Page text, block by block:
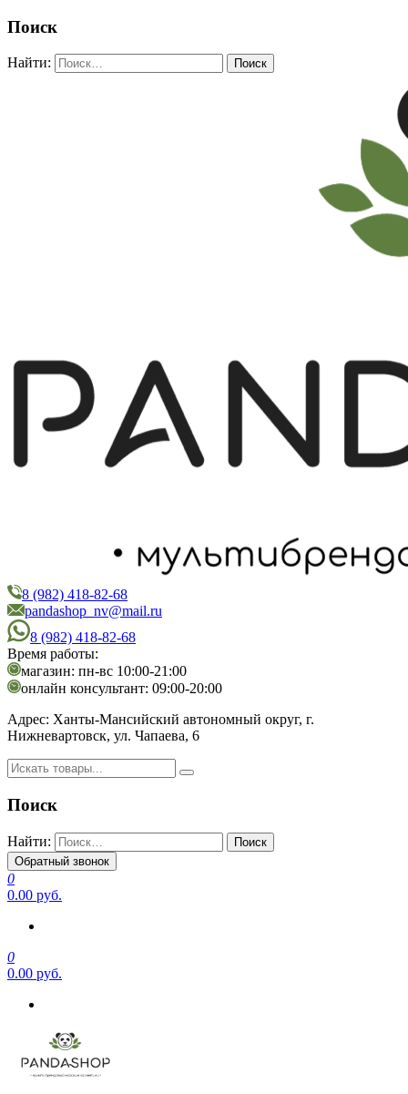
Поиск
Найти:
PandaShop
Интернет-магазин косметики
8 (982) 418-82-68
pandashop_nv@mail.ru
8 (982) 418-82-68
Время работы:
магазин: пн-вс 10:00-21:00
онлайн консультант: 09:00-20:00
Адрес: Ханты-Мансийский автономный округ, г.
Нижневартовск, ул. Чапаева, 6
Поиск
Найти:
Обратный звонок
0
0.00 руб.
0
0.00 руб.